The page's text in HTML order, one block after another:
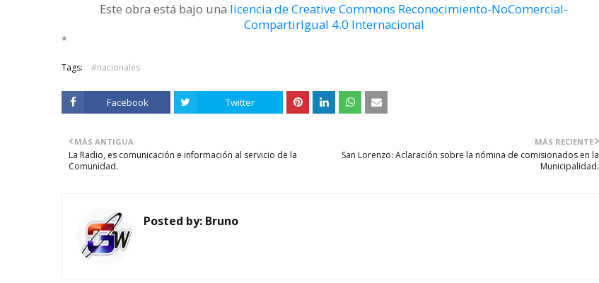
Este obra está bajo una licencia de Creative Commons Reconocimiento-NoComercial-
CompartirIgual 4.0 Internacional
*
Tags: #nacionales
Facebook Twitter
MÁS RECIENTE
San Lorenzo: Aclaración sobre la nómina de comisionados en la
Municipalidad.
MÁS ANTIGUA
La Radio, es comunicación e información al servicio de la
Comunidad.
Posted by: Bruno